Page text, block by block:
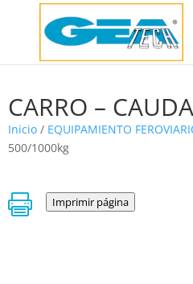
CARRO –
Inicio / EQUIPAMIENTO
500/1000kg
 Imprimir página